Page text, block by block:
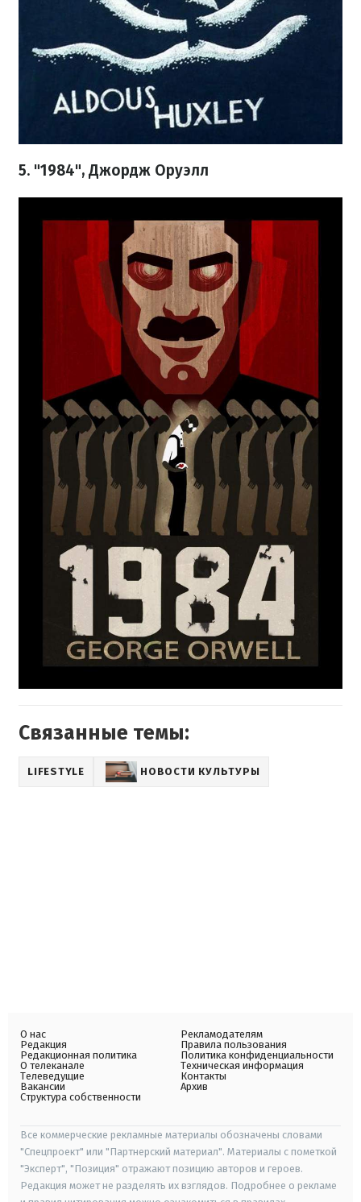
5. "1984", Джордж Оруэлл
Связанные темы:
LIFESTYLE НОВОСТИ КУЛЬТУРЫ
О нас
Редакция
Редакционная политика
О телеканале
Телеведущие
Вакансии
Структура собственности
Рекламодателям
Правила пользования
Политика конфиденциальности
Техническая информация
Контакты
Архив
Все коммерческие рекламные материалы обозначены словами
"Спецпроект" или "Партнерский материал". Материалы с пометкой
"Эксперт", "Позиция" отражают позицию авторов и героев.
Редакция может не разделять их взглядов. Подробнее о рекламе